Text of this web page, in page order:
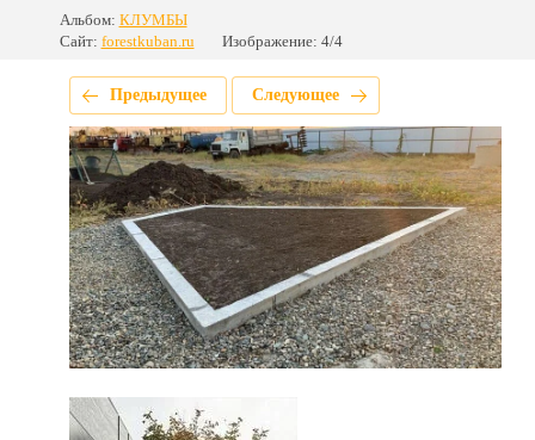
Альбом: КЛУМБЫ
Сайт: forestkuban.ru Изображение: 4/4
Предыдущее Следующее